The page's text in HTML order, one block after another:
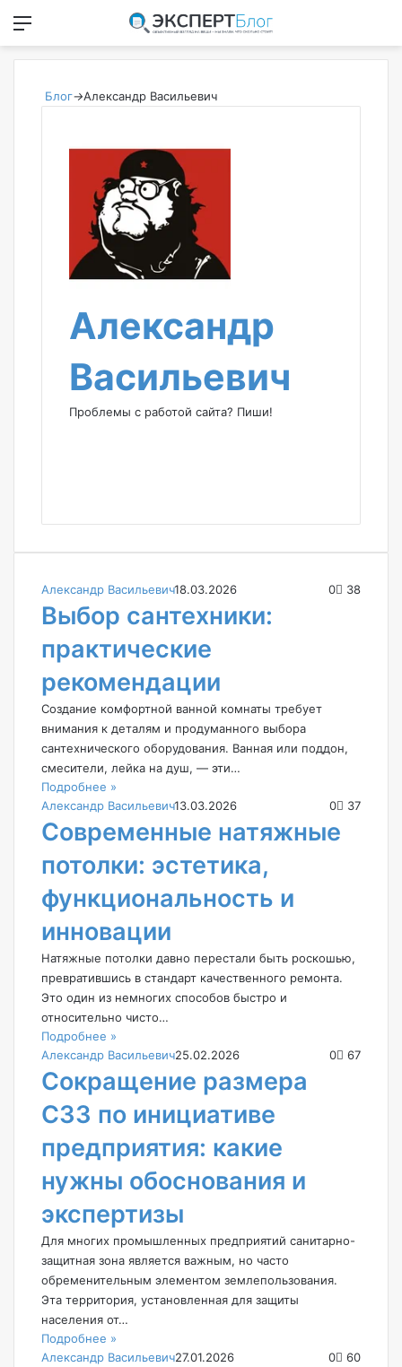
Блог→Александр Васильевич
Александр
Васильевич
Проблемы с работой сайта? Пиши!
t
b
s
a
Александр Васильевич18.03.2026 0 38
Выбор сантехники:
практические
рекомендации
Создание комфортной ванной комнаты требует
внимания к деталям и продуманного выбора
сантехнического оборудования. Ванная или поддон,
смесители, лейка на душ, — эти…
Подробнее »
Александр Васильевич13.03.2026 0 37
Современные натяжные
потолки: эстетика,
функциональность и
инновации
Натяжные потолки давно перестали быть роскошью,
превратившись в стандарт качественного ремонта.
Это один из немногих способов быстро и
относительно чисто…
Подробнее »
Александр Васильевич25.02.2026 0 67
Сокращение размера
СЗЗ по инициативе
предприятия: какие
нужны обоснования и
экспертизы
Для многих промышленных предприятий санитарно-
защитная зона является важным, но часто
обременительным элементом землепользования.
Эта территория, установленная для защиты
населения от…
Подробнее »
Александр Васильевич27.01.2026 0 60